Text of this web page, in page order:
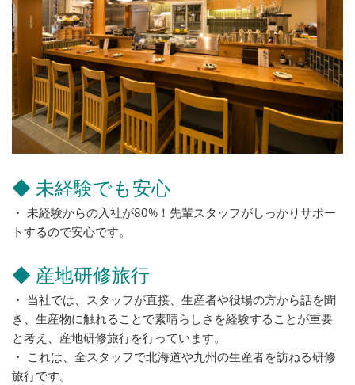
◆ 未経験でも安心
・ 未経験からの入社が80%！先輩スタッフがしっかりサポー
トするので安心です。
◆ 産地研修旅行
・ 当社では、スタッフが直接、生産者や役場の方から話を聞
き、生産物に触れることで素晴らしさを経験することが重要
と考え、産地研修旅行を行っています。
・ これは、全スタッフで北海道や九州の生産者を訪ねる研修
旅行です。